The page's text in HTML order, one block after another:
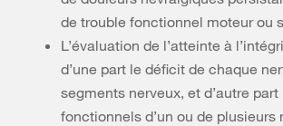
de trouble fonctionnel moteur ou
L’évaluation de l’atteinte à
d’une part le déficit de chaque
segments nerveux, et d’autre
fonctionnels d’un ou de plusieurs